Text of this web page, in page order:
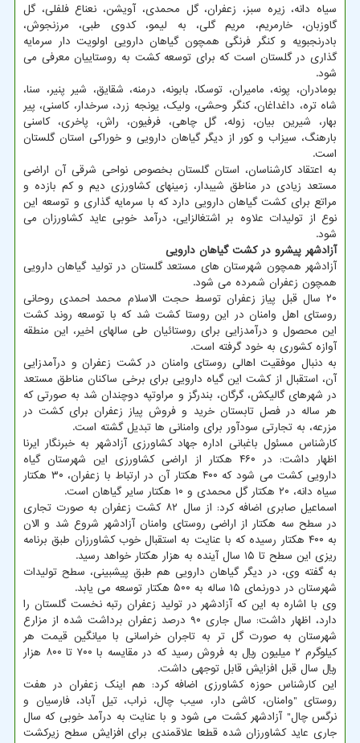
سیاه دانه، زیره سبز، زعفران، گل محمدی، آویشن، نعناع فلفلی، گل
گاوزبان، خارمریم، مریم گلی، به لیمو، کدوی طبی، مرزنجوش،
بادرنجبویه و کنگر فرنگی همچون گیاهان دارویی اولویت دار سرمایه
گذاری در گلستان است که برای توسعه کشت به روستاییان معرفی می
شود.
بومادران، پونه، مامیران، توسکا، بابونه، درمنه، شقایق، شیر پنیر، سنا،
شاه تره، داغداغان، کنگر وحشی، ولیک، یونجه زرد، سرخدار، کاسنی، پیر
بهار، شیرین بیان، زوله، گل چاهی، فرفیون، راش، پاخری، کاسنی
بارهنگ، سیزاب و کور از دیگر گیاهان دارویی و خوراکی استان گلستان
است.
به اعتقاد کارشناسان، استان گلستان بخصوص نواحی شرقی آن اراضی
مستعد زیادی در مناطق شیبدار، زمینهای کشاورزی دیم و کم بازده و
مراتع برای کشت گیاهان دارویی دارد که با سرمایه گذاری و توسعه این
نوع از تولیدات علاوه بر اشتغالزایی، درآمد خوبی عاید کشاورزان می
شود.
آزادشهر پیشرو در کشت گیاهان دارویی
آزادشهر همچون شهرستان های مستعد گلستان در تولید گیاهان دارویی
همچون زعفران شمرده می شود.
۲۰ سال قبل پیاز زعفران توسط حجت الاسلام محمد احمدی روحانی
روستای اهل وامنان در این روستا کشت شد که با توسعه روند کشت
این محصول و درآمدزایی برای روستائیان طی سالهای اخیر، این منطقه
آوازه کشوری به خود گرفته است.
به دنبال موفقیت اهالی روستای وامنان در کشت زعفران و درآمدزایی
آن، استقبال از کشت این گیاه دارویی برای برخی ساکنان مناطق مستعد
در شهرهای گالیکش، گرگان، بندرگز و مراوتپه دوچندان شد به صورتی که
هر ساله در فصل تابستان خرید و فروش پیاز زعفران برای کشت در
مزرعه، به تجارتی سودآور برای وامنانی ها تبدیل گشته است.
کارشناس مسئول باغبانی اداره جهاد کشاورزی آزادشهر به خبرنگار ایرنا
اظهار داشت: در ۴۶۰ هکتار از اراضی کشاورزی این شهرستان گیاه
دارویی کشت می شود که ۴۰۰ هکتار آن در ارتباط با زعفران، ۳۰ هکتار
سیاه دانه، ۲۰ هکتار گل محمدی و ۱۰ هکتار سایر گیاهان است.
اسماعیل صابری اضافه کرد: از سال ۸۲ کشت زعفران به صورت تجاری
در سطح سه هکتار از اراضی روستای وامنان آزادشهر شروع شد و الان
به ۴۰۰ هکتار رسیده که با عنایت به استقبال خوب کشاورزان طبق برنامه
ریزی این سطح تا ۱۵ سال آینده به هزار هکتار خواهد رسید.
به گفته وی، در دیگر گیاهان دارویی هم طبق پیشبینی، سطح تولیدات
شهرستان در دورنمای ۱۵ ساله به ۵۰۰ هکتار توسعه می یابد.
وی با اشاره به این که آزادشهر در تولید زعفران رتبه نخست گلستان را
دارد، اظهار داشت: سال جاری ۹۰ درصد زعفران برداشت شده از مزارع
شهرستان به صورت گل تر به تاجران خراسانی با میانگین قیمت هر
کیلوگرم ۲ میلیون ریال به فروش رسید که در مقایسه با ۷۰۰ تا ۸۰۰ هزار
ریال سال قبل افزایش قابل توجهی داشت.
این کارشناس حوزه کشاورزی اضافه کرد: هم اینک زعفران در هفت
روستای "وامنان، کاشی دار، سیب چال، نراب، تیل آباد، فارسیان و
نرگس چال" آزادشهر کشت می شود و با عنایت به درآمد خوبی که سال
جاری عاید کشاورزان شده قطعا علاقمندی برای افزایش سطح زیرکشت